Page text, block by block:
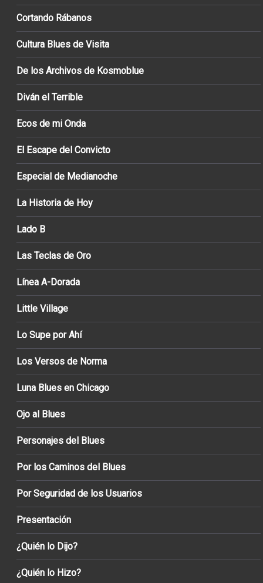
Cortando Rábanos
Cultura Blues de Visita
De los Archivos de Kosmoblue
Diván el Terrible
Ecos de mi Onda
El Escape del Convicto
Especial de Medianoche
La Historia de Hoy
Lado B
Las Teclas de Oro
Línea A-Dorada
Little Village
Lo Supe por Ahí
Los Versos de Norma
Luna Blues en Chicago
Ojo al Blues
Personajes del Blues
Por los Caminos del Blues
Por Seguridad de los Usuarios
Presentación
¿Quién lo Dijo?
¿Quién lo Hizo?